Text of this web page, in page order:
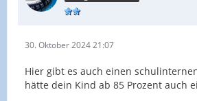
30. Oktober 2024 21:07
Hier gibt es auch einen
hätte dein Kind ab 85 Prozent auch